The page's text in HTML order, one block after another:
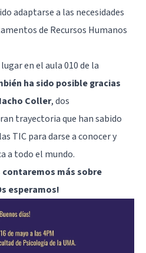
adaptarse a las necesidades
de Recursos Humanos
en el aula 010 de la
ha sido posible gracias
Coller, dos
trayectoria que han sabido
TIC para darse a conocer y
a todo el mundo.
contaremos más sobre
esperamos!